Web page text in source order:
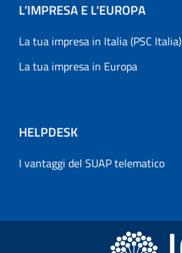
L’IMPRESA E L'EUROPA
La tua impresa in Italia (PSC Italia)
La tua impresa in Europa
HELPDESK
I vantaggi del SUAP telematico